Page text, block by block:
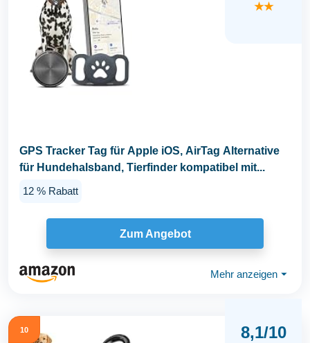
★★
GPS Tracker Tag für Apple iOS, AirTag Alternative
für Hundehalsband, Tierfinder kompatibel mit...
12 % Rabatt
Zum Angebot
Mehr anzeigen ⏷
10 8,1/10